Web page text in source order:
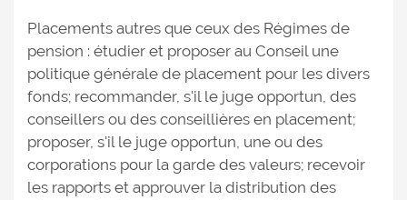
Placements autres que ceux des Régimes de
pension : étudier et proposer au Conseil une
politique générale de placement pour les divers
fonds; recommander, s'il le juge opportun, des
conseillers ou des conseillières en placement;
proposer, s'il le juge opportun, une ou des
corporations pour la garde des valeurs; recevoir
les rapports et approuver la distribution des